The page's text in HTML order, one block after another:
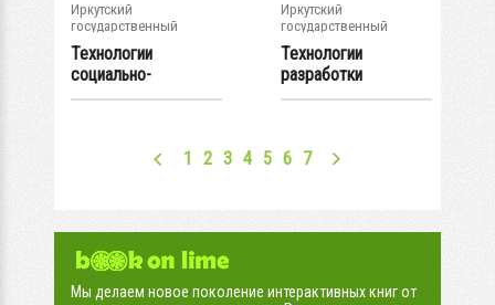
Иркутский
государственный
университет
Технологии
социально-
средовой,
Иркутский
государственный
университет
Технологии
разработки
программного
1
2 3 4 5 6 7
Мы делаем новое поколение интерактивных книг от